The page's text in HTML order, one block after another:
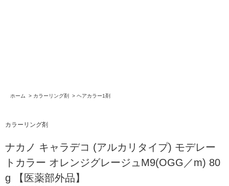
ホーム > カラーリング剤 > ヘアカラー1剤
カラーリング剤
ナカノ キャラデコ (アルカリタイプ) モデレー
トカラー オレンジグレージュM9(OGG／m) 80
g 【医薬部外品】